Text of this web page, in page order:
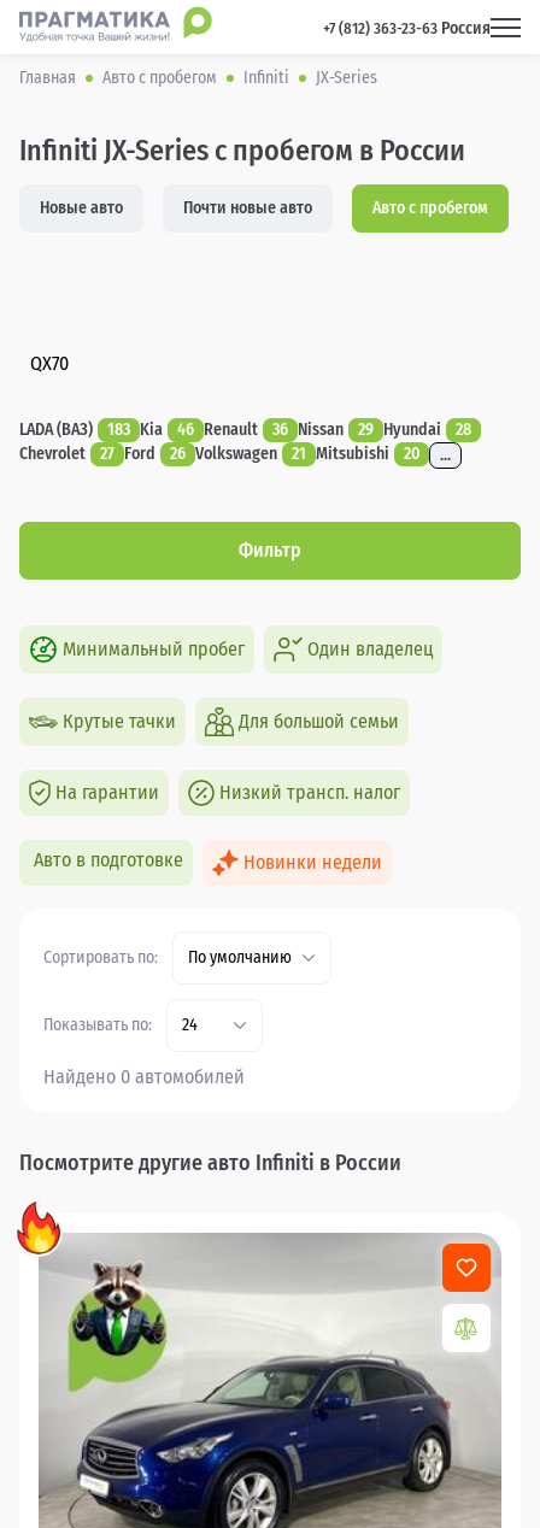
+7 (812) 363-23-63 Россия
Главная Авто с пробегом Infiniti JX-Series
Infiniti JX-Series с пробегом в России
Новые авто Почти новые авто Авто с пробегом
QX70
LADA (ВАЗ) 183 Kia 46 Renault 36 Nissan 29 Hyundai
28
Chevrolet
27 Ford 26 Volkswagen 21 Mitsubishi 20 ...
Фильтр
Минимальный пробег Один владелец
Крутые тачки Для большой семьи
На гарантии Низкий трансп. налог
Авто в подготовке Новинки недели
Сортировать по: По умолчанию
Показывать по: 24
Найдено 0 автомобилей
Посмотрите другие авто Infiniti в России